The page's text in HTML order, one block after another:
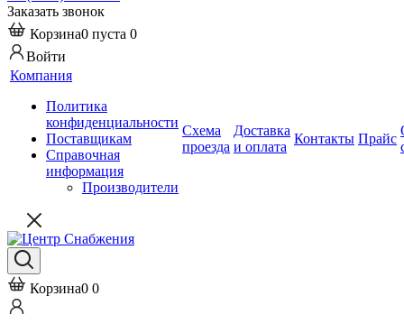
Заказать звонок
Корзина0 пуста 0
Войти
Компания
Политика
конфиденциальности
Поставщикам
Справочная
информация
Производители
Схема
проезда
Доставка
и оплата
Контакты Прайс
Корзина0 0